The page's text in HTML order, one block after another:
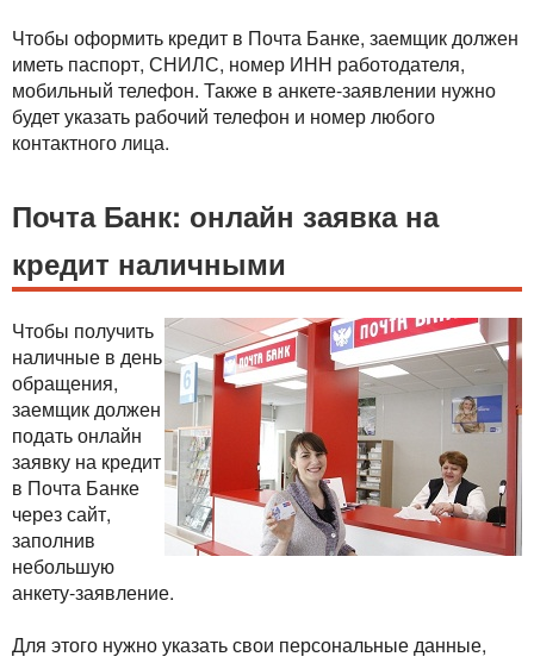
Чтобы оформить кредит в Почта Банке, заемщик должен
иметь паспорт, СНИЛС, номер ИНН работодателя,
мобильный телефон. Также в анкете-заявлении нужно
будет указать рабочий телефон и номер любого
контактного лица.
Почта Банк: онлайн заявка на
кредит наличными
Чтобы получить
наличные в день
обращения,
заемщик должен
подать онлайн
заявку на кредит
в Почта Банке
через сайт,
заполнив
небольшую
анкету-заявление.
Для этого нужно указать свои персональные данные,